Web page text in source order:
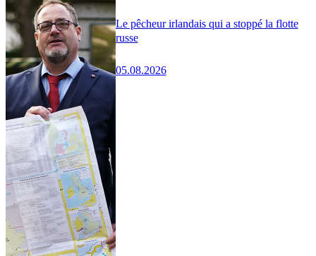
Le pêcheur irlandais qui a stoppé la flotte
russe
05.08.2026